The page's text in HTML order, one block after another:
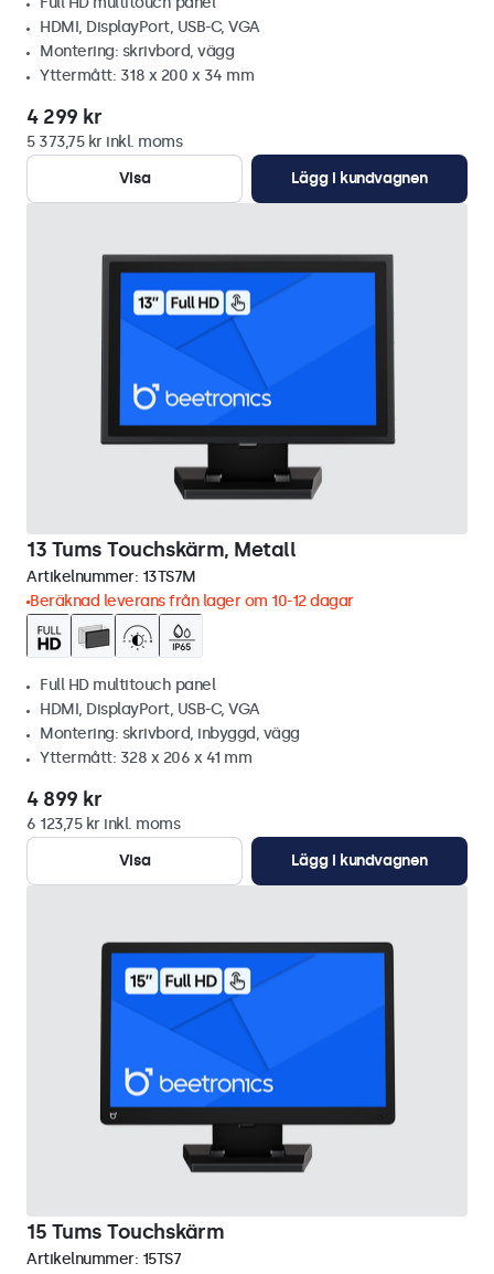
HDMI, DisplayPort, USB-C, VGA
Montering: skrivbord, vägg
Yttermått: 318 x 200 x 34 mm
4 299 kr
5 373,75 kr inkl. moms
Visa
Lägg i kundvagnen
13 Tums Touchskärm, Metall
Artikelnummer: 13TS7M
Beräknad leverans från lager om 10-12 dagar
Full HD multitouch panel
HDMI, DisplayPort, USB-C, VGA
Montering: skrivbord, inbyggd, vägg
Yttermått: 328 x 206 x 41 mm
4 899 kr
6 123,75 kr inkl. moms
Visa
Lägg i kundvagnen
15 Tums Touchskärm
Artikelnummer: 15TS7